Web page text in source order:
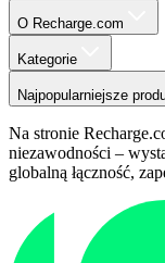
O Recharge.com
Kategorie
Najpopularniejsze
Na stronie
niezawodności –
globalną łączność,